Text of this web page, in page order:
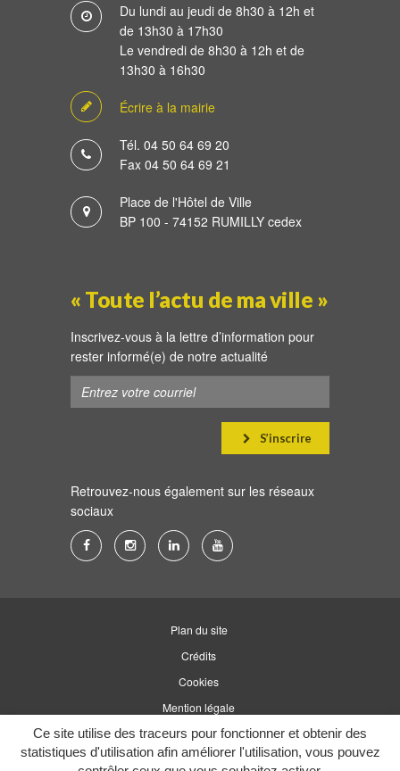
Ce site utilise des traceurs pour fonctionner et obtenir des
statistiques d'utilisation afin améliorer l'utilisation, vous pouvez
Du lundi au jeudi de 8h30 à 12h et
de 13h30 à 17h30
Le vendredi de 8h30 à 12h et de
13h30 à 16h30
Écrire à la mairie
Tél. 04 50 64 69 20
Fax 04 50 64 69 21
Place de l'Hôtel de Ville
BP 100 - 74152 RUMILLY cedex
« Toute l’actu de ma ville »
Inscrivez-vous à la lettre d’information pour
rester informé(e) de notre actualité
S’inscrire
Retrouvez-nous également sur les réseaux
sociaux
Lien
Lien
Instagram
Lien
Linkedin
Lien
Youtube
Plan du site
Crédits
Cookies
Mention légale
Accessibilité